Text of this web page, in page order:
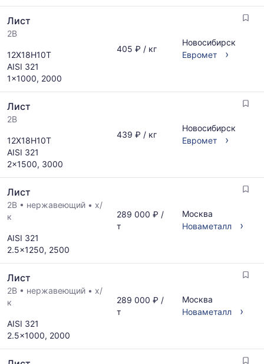
Лист
2B
12Х18Н10Т
AISI 321
1x1000, 2000
405 ₽ / кг
Новосибирск
Евромет
›
Лист
2B
12Х18Н10Т
AISI 321
2x1500, 3000
439 ₽ / кг
Новосибирск
Евромет
›
Лист
2B • нержавеющий • х/
к
AISI 321
2.5x1250, 2500
289 000 ₽ /
т
Москва
Новаметалл
›
Лист
2B • нержавеющий • х/
к
AISI 321
2.5x1000, 2000
289 000 ₽ /
т
Москва
Новаметалл
›